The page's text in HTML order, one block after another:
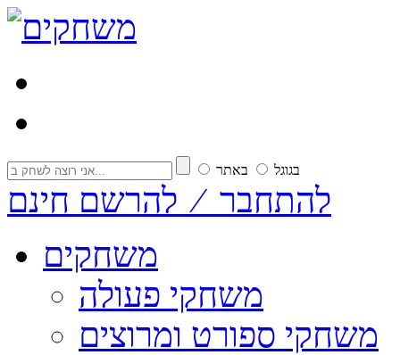
בגוגל באתר
להתחבר ⁄ להרשם חינם
משחקים
משחקי פעולה
משחקי ספורט ומרוצים